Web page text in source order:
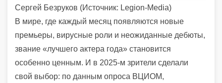
Сергей Безруков (Источник: Legion-Media)
В мире, где каждый месяц появляются новые
премьеры, вирусные роли и неожиданные дебюты,
звание «лучшего актера года» становится
особенно ценным. И в 2025-м зрители сделали
свой выбор: по данным опроса ВЦИОМ,